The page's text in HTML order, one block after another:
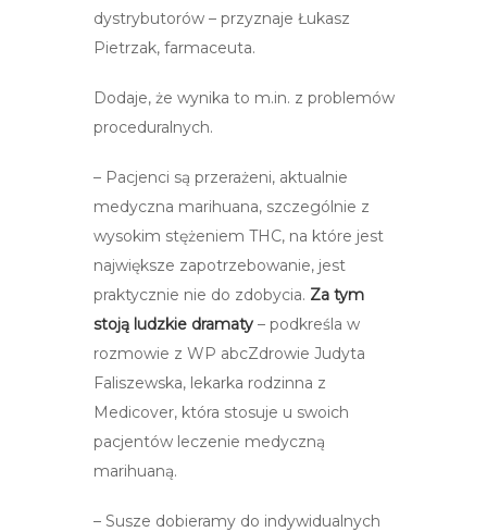
dystrybutorów – przyznaje Łukasz
Pietrzak, farmaceuta.
Dodaje, że wynika to m.in. z problemów
proceduralnych.
– Pacjenci są przerażeni, aktualnie
medyczna marihuana, szczególnie z
wysokim stężeniem THC, na które jest
największe zapotrzebowanie, jest
praktycznie nie do zdobycia. Za tym
stoją ludzkie dramaty – podkreśla w
rozmowie z WP abcZdrowie Judyta
Faliszewska, lekarka rodzinna z
Medicover, która stosuje u swoich
pacjentów leczenie medyczną
marihuaną.
– Susze dobieramy do indywidualnych